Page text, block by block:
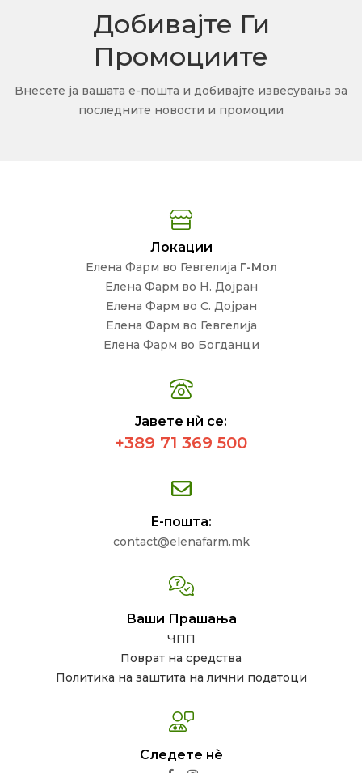
Добивајте Ги
Промоциите
Внесете ја вашата е-пошта и добивајте извесувања за
последните новости и промоции
Локации
Елена Фарм во Гевгелија Г-Мол
Елена Фарм во Н. Дојран
Елена Фарм во С. Дојран
Елена Фарм во Гевгелија
Елена Фарм во Богданци
Јавете нѝ се:
+389 71 369 500
Е-пошта:
contact@elenafarm.mk
Ваши Прашања
ЧПП
Поврат на средства
Политика на заштита на лични податоци
Следете нѐ